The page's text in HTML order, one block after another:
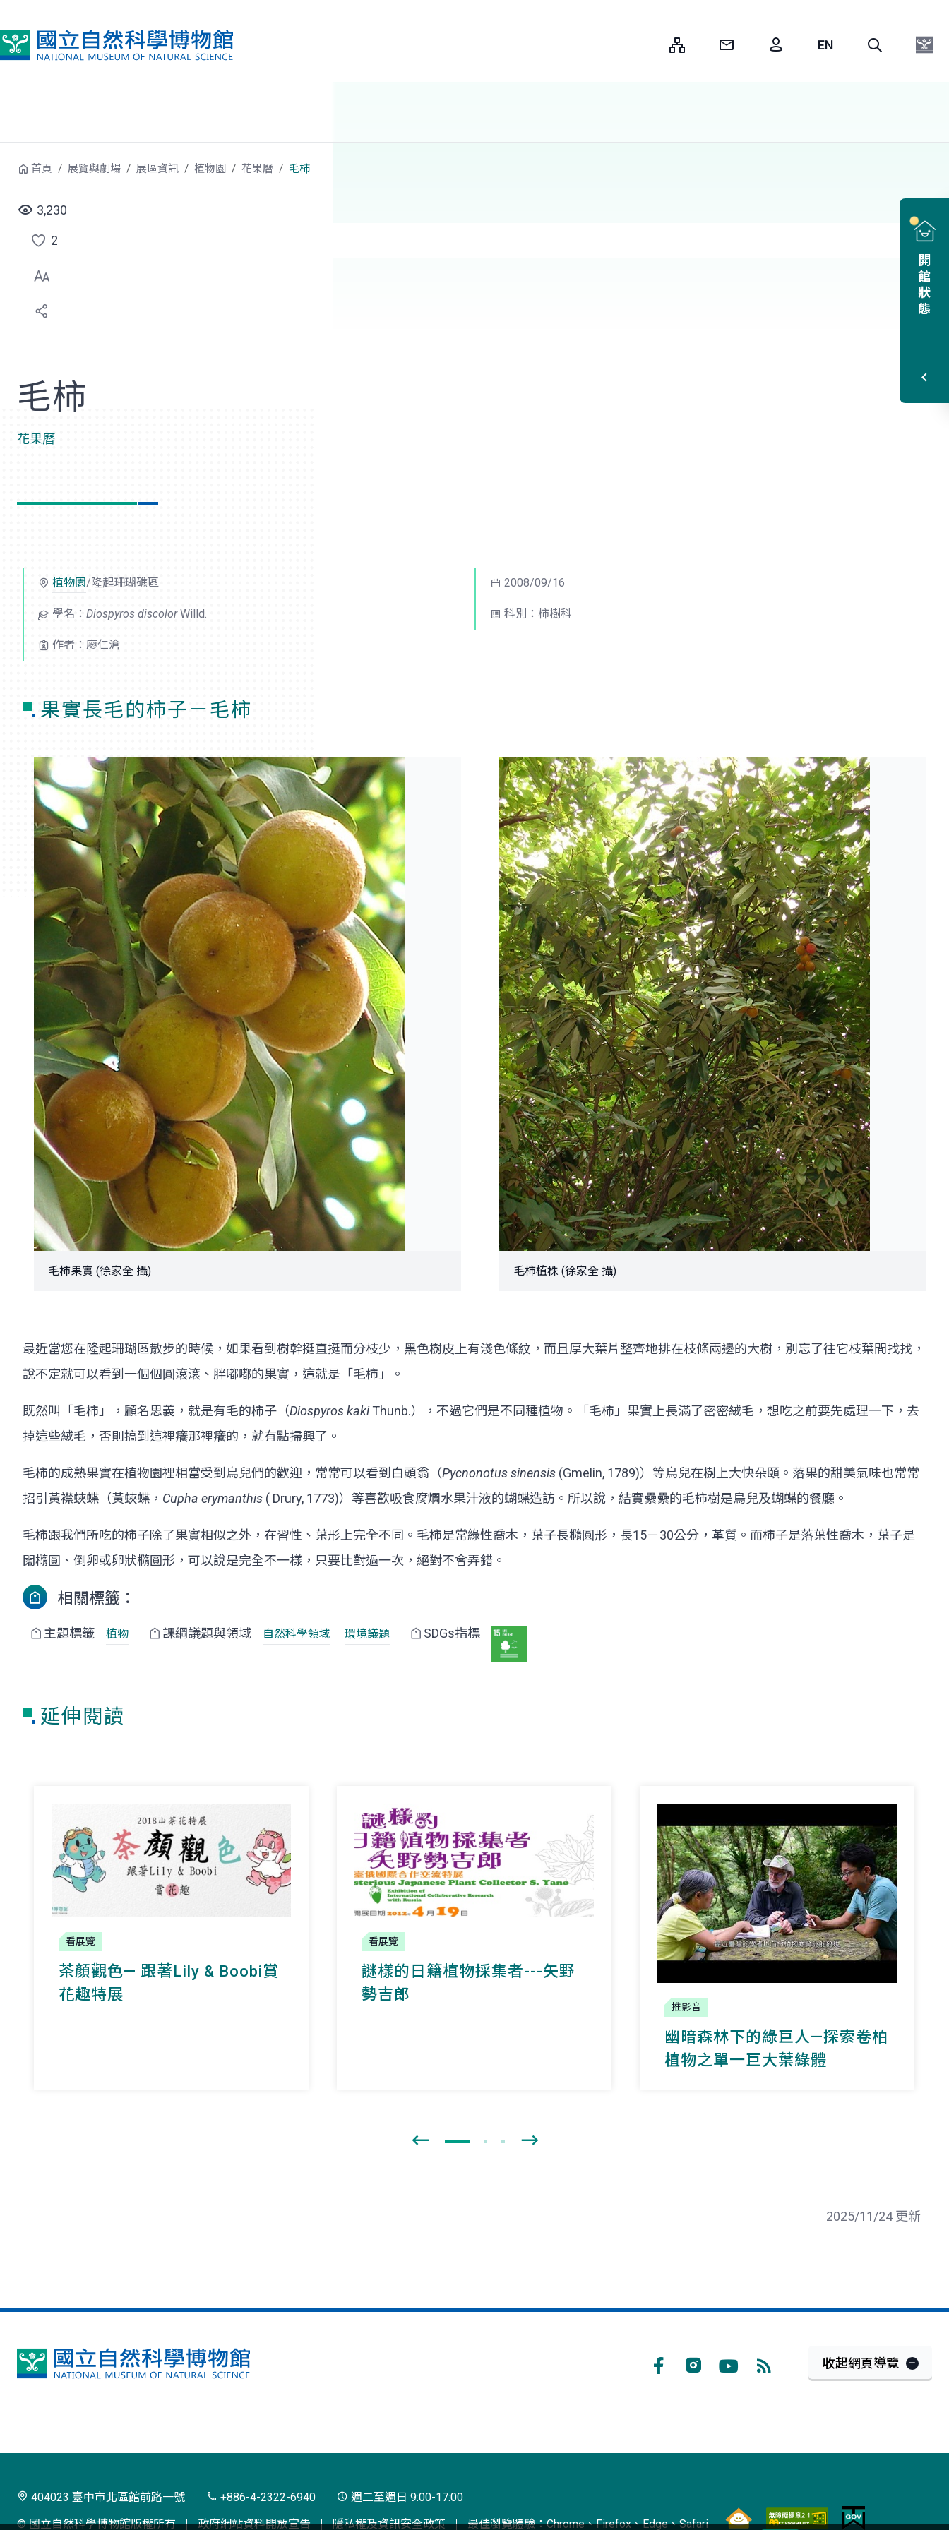
開館狀態
首頁 展覽與劇場 展區資訊 植物園 花果曆 毛柿
3,230
點
選
喜
2
毛柿
花果曆
植物園/隆起珊瑚礁區 2008/09/16
學名： Diospyros discolorWilld. 科別：柿樹科
作者：廖仁滄
果實長毛的柿子－毛柿
毛柿果實 (徐家全 攝) 毛柿植株 (徐家全 攝)
最近當您在隆起珊瑚區散步的時候，如果看到樹幹挺直挺而分枝少，黑色樹皮上有淺色條紋，而且厚大葉片整齊地排在枝條兩邊的大樹，別忘了往它枝葉間找找，
說不定就可以看到一個個圓滾滾、胖嘟嘟的果實，這就是「毛柿」。
既然叫「毛柿」，顧名思義，就是有毛的柿子（Diospyros kakiThunb.），不過它們是不同種植物。「毛柿」果實上長滿了密密絨毛，想吃之前要先處理一下，去
掉這些絨毛，否則搞到這裡癢那裡癢的，就有點掃興了。
毛柿的成熟果實在植物園裡相當受到鳥兒們的歡迎，常常可以看到白頭翁（Pycnonotus sinensis (Gmelin, 1789)）等鳥兒在樹上大快朵頤。落果的甜美氣味也常常
招引黃襟蛺蝶（黃蛺蝶， Cupha erymanthis ( Drury, 1773)）等喜歡吸食腐爛水果汁液的蝴蝶造訪。所以說，結實纍纍的毛柿樹是鳥兒及蝴蝶的餐廳。
毛柿跟我們所吃的柿子除了果實相似之外，在習性、葉形上完全不同。毛柿是常綠性喬木，葉子長橢圓形，長15－30公分，革質。而柿子是落葉性喬木，葉子是
闊橢圓、倒卵或卵狀橢圓形，可以說是完全不一樣，只要比對過一次，絕對不會弄錯。
相關標籤：
主題標籤 植物 課綱議題與領域 自然科學領域 環境議題 SDGs指標
延伸閱讀
看展覽
茶顏觀色— 跟著Lily & Boobi賞
花趣特展
看展覽
謎樣的日籍植物採集者---矢野
勢吉郎
推影音
幽暗森林下的綠巨人—探索卷柏
植物之單一巨大葉綠體
2025/11/24 更新
國
收起網頁導覽
404023 臺中市北區館前路一號 +886-4-2322-6940
週二至週日 9:00-17:00
© 國立自然科學博物館版權所有
政府網站資料開放宣告 隱私權及資訊安全政策 最佳瀏覽體驗：Chrome、Firefox、Edge、Safari